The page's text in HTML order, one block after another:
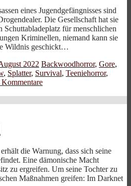
eines Jugendgefängnisses sind
Die Gesellschaft hat sie
Schuttabladeplatz für menschlichen
Kriminellen, niemand kann sie
Wildnis geschickt…
2022 Backwoodhorror, Gore,
, Splatter, Survival, Teeniehorror,
die Warnung, dass sich seine
Eine dämonische Macht
zu ergreifen. Um seine Tochter zu
Maßnahmen greifen: Im Darknet